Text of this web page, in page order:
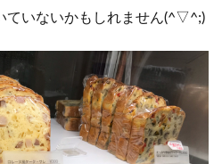
ていないかもしれません(^▽^;)